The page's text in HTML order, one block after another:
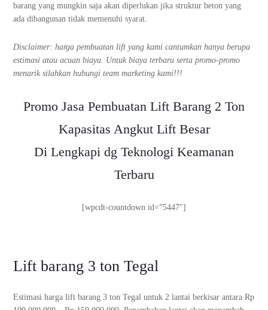
barang yang mungkin saja akan diperlukan jika struktur beton yang
ada dibangunan tidak memenuhi syarat.
Disclaimer: harga pembuatan lift yang kami cantumkan hanya berupa
estimasi atau acuan biaya. Untuk biaya terbaru serta promo-promo
menarik silahkan hubungi team marketing kami!!!
Promo Jasa Pembuatan Lift Barang 2 Ton
Kapasitas Angkut Lift Besar
Di Lengkapi dg Teknologi Keamanan
Terbaru
[wpcdt-countdown id=”5447″]
Lift barang 3 ton Tegal
Estimasi harga lift barang 3 ton Tegal untuk 2 lantai berkisar antara Rp